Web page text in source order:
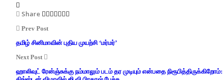
Share
Prev Post
தமிழ் சினிமாவின் புதிய முயற்சி ‘மர்மர்’
Next Post
ஹாலிவுட் ரேன்ஞ்சுக்கு நம்மாலும் படம் தர முடியும் என்பதை நிரூபித்திருக்கிறோம்: